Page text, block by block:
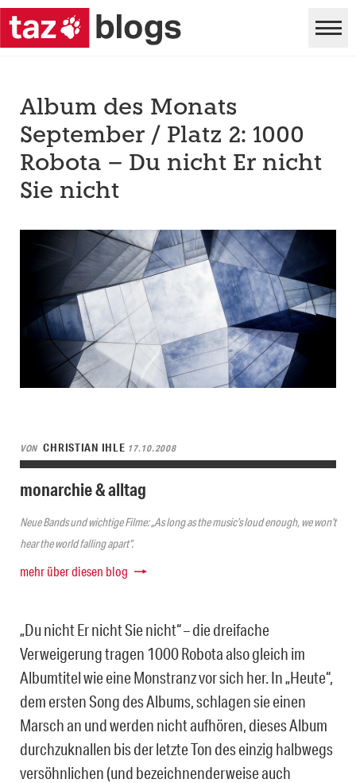
Album des Monats
September / Platz 2: 1000
Robota – Du nicht Er nicht
Sie nicht
VON CHRISTIAN IHLE 17.10.2008
monarchie & alltag
Neue Bands und wichtige Filme: „As long as the music’s loud enough, we won’t
hear the world falling apart“.
mehr über diesen blog
„Du nicht Er nicht Sie nicht“ – die dreifache
Verweigerung tragen 1000 Robota also gleich im
Albumtitel wie eine Monstranz vor sich her. In „Heute“,
dem ersten Song des Albums, schlagen sie einen
Marsch an und werden nicht aufhören, dieses Album
durchzuknallen bis der letzte Ton des einzig halbwegs
versöhnlichen (und bezeichnenderweise auch